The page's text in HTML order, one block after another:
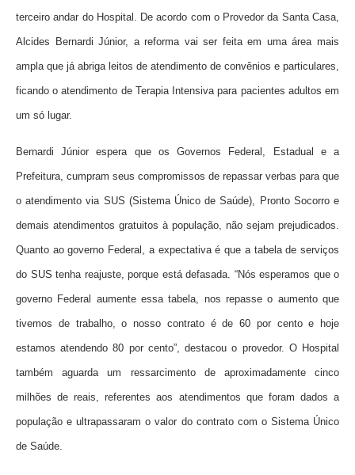
terceiro andar do Hospital. De acordo com o Provedor da Santa Casa,
Alcides Bernardi Júnior, a reforma vai ser feita em uma área mais
ampla que já abriga leitos de atendimento de convênios e particulares,
ficando o atendimento de Terapia Intensiva para pacientes adultos em
um só lugar.
Bernardi Júnior espera que os Governos Federal, Estadual e a
Prefeitura, cumpram seus compromissos de repassar verbas para que
o atendimento via SUS (Sistema Único de Saúde), Pronto Socorro e
demais atendimentos gratuitos à população, não sejam prejudicados.
Quanto ao governo Federal, a expectativa é que a tabela de serviços
do SUS tenha reajuste, porque está defasada. “Nós esperamos que o
governo Federal aumente essa tabela, nos repasse o aumento que
tivemos de trabalho, o nosso contrato é de 60 por cento e hoje
estamos atendendo 80 por cento”, destacou o provedor. O Hospital
também aguarda um ressarcimento de aproximadamente cinco
milhões de reais, referentes aos atendimentos que foram dados a
população e ultrapassaram o valor do contrato com o Sistema Único
de Saúde.